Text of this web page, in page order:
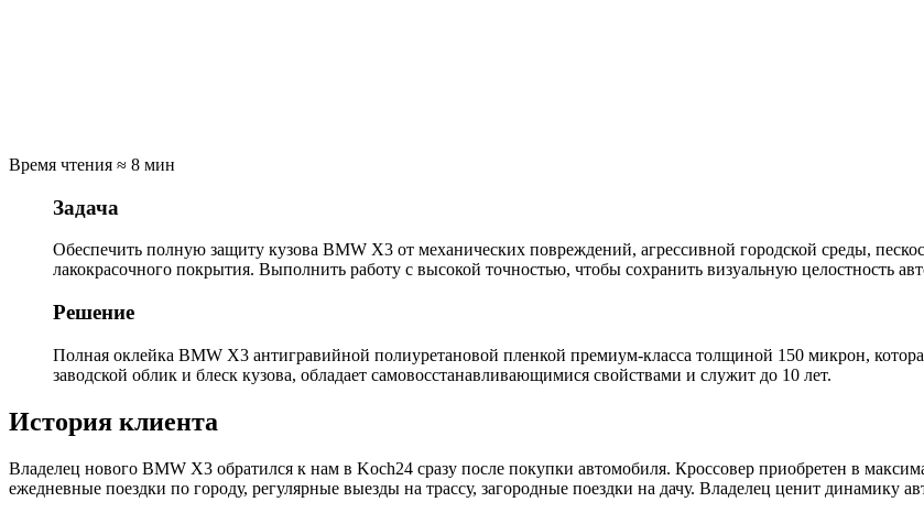
Время чтения ≈ 8 мин
Задача
Обеспечить полную защиту кузова BMW X3 от механических повреждений, агрессивной городской среды,
лакокрасочного покрытия. Выполнить работу с высокой точностью, чтобы сохранить визуальную целостность
Решение
Полная оклейка BMW X3 антигравийной полиуретановой пленкой премиум-класса толщиной 150 микрон,
заводской облик и блеск кузова, обладает самовосстанавливающимися свойствами и служит до 10 лет.
История клиента
Владелец нового BMW X3 обратился к нам в Koch24 сразу после покупки автомобиля. Кроссовер приобретен в
ежедневные поездки по городу, регулярные выезды на трассу, загородные поездки на дачу. Владелец ценит динамику